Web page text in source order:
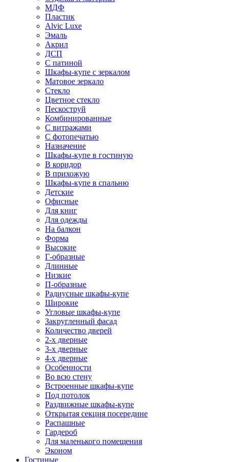
МДФ
Пластик
Alvic Luxe
Эмаль
Акрил
ДСП
С патиной
Шкафы-купе с зеркалом
Матовое зеркало
Стекло
Цветное стекло
Пескоструй
Комбинированные
С витражами
С фотопечатью
Назначение
Шкафы-купе в гостиную
В коридор
В прихожую
Шкафы-купе в спальню
Детские
Офисные
Для книг
Для одежды
На балкон
Форма
Высокие
Г-образные
Длинные
Низкие
П-образные
Радиусные шкафы-купе
Широкие
Угловые шкафы-купе
Закругленный фасад
Количество дверей
2-х дверные
3-х дверные
4-х дверные
Особенности
Во всю стену
Встроенные шкафы-купе
Под потолок
Раздвижные шкафы-купе
Открытая секция посередине
Распашные
Гардероб
Для маленького помещения
Эконом
Гостиные